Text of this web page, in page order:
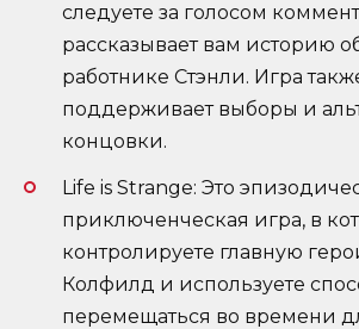
следуете за голосом
рассказывает вам историю
работнике Стэнли. Игра
поддерживает выборы и
концовки.
Life is Strange: Это
приключенческая игра, в
контролируете главную
Колфилд и используете
перемещаться во времени